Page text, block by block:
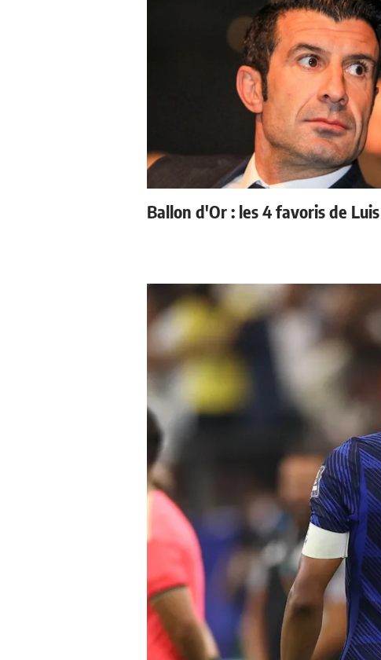
Ballon d'Or : les 4 favoris de